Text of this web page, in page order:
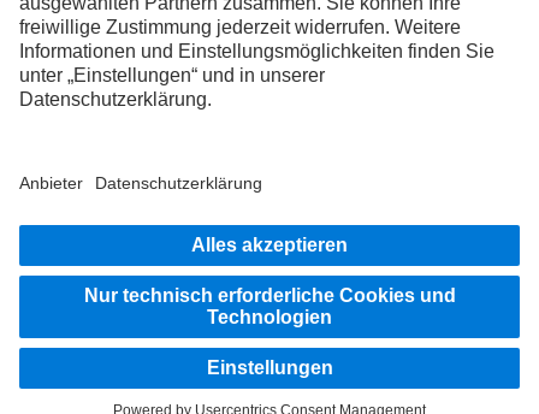
FOLLOW THE ROADSTARS.
Tausche jetzt Erfahrungen mit anderen Truckerinnen und
Truckern aus.
Steig ein